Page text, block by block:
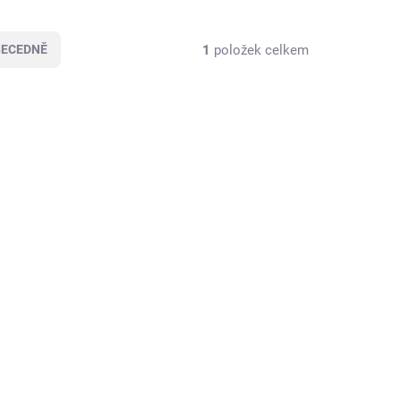
1 položek celkem